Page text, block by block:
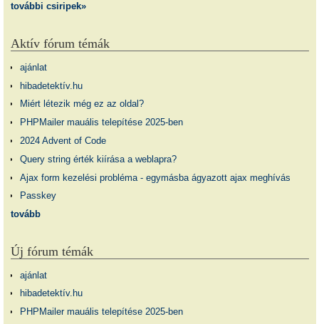
további csiripek»
Aktív fórum témák
ajánlat
hibadetektív.hu
Miért létezik még ez az oldal?
PHPMailer mauális telepítése 2025-ben
2024 Advent of Code
Query string érték kiírása a weblapra?
Ajax form kezelési probléma - egymásba ágyazott ajax meghívás
Passkey
tovább
Új fórum témák
ajánlat
hibadetektív.hu
PHPMailer mauális telepítése 2025-ben